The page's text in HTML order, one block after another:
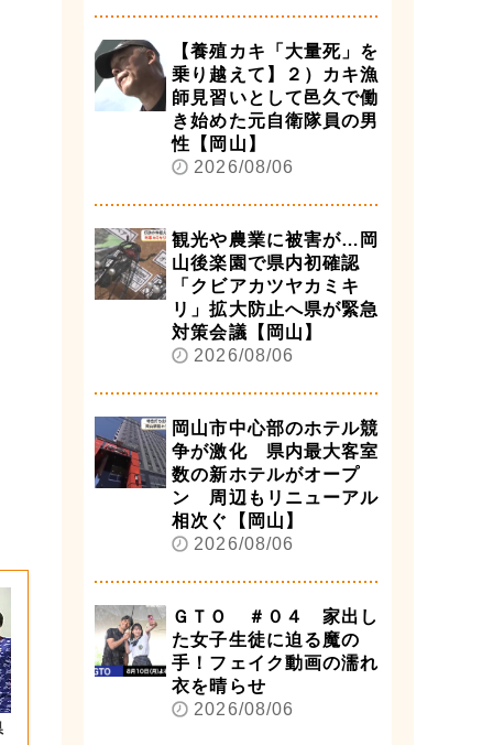
【養殖カキ「大量死」を
乗り越えて】２）カキ漁
師見習いとして邑久で働
き始めた元自衛隊員の男
性【岡山】
2026/08/06
観光や農業に被害が…岡
山後楽園で県内初確認
「クビアカツヤカミキ
リ」拡大防止へ県が緊急
対策会議【岡山】
2026/08/06
岡山市中心部のホテル競
争が激化 県内最大客室
数の新ホテルがオープ
ン 周辺もリニューアル
相次ぐ【岡山】
2026/08/06
ＧＴＯ ＃０４ 家出し
た女子生徒に迫る魔の
手！フェイク動画の濡れ
衣を晴らせ
2026/08/06